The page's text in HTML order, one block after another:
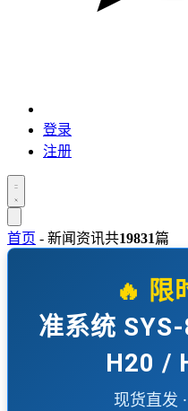
登录
注册
首页 - 新闻资讯共19831篇
🔥 限
准系统
H20 /
现货直发